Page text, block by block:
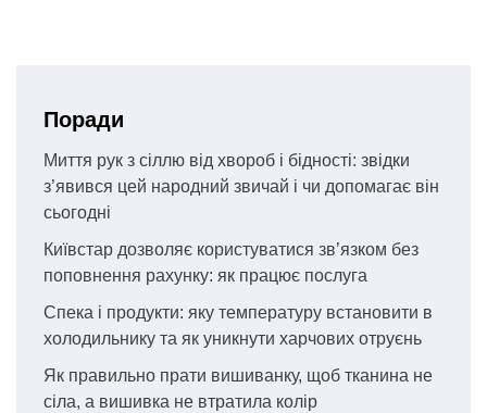
Поради
Миття рук з сіллю від хвороб і бідності: звідки
з’явився цей народний звичай і чи допомагає він
сьогодні
Київстар дозволяє користуватися зв’язком без
поповнення рахунку: як працює послуга
Спека і продукти: яку температуру встановити в
холодильнику та як уникнути харчових отруєнь
Як правильно прати вишиванку, щоб тканина не
сіла, а вишивка не втратила колір